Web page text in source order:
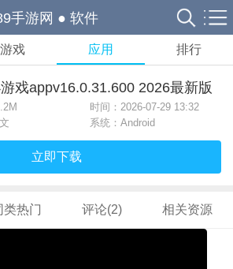
手游网 ● 软件
游戏 应用 排行
戏appv16.0.31.600 2026最新版
时间：2026-07-29 13:32
系统：Android
立即下载
类热门 评论(2) 相关资源